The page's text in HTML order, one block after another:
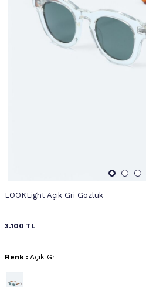
LOOKLight Açık Gri Gözlük
3.100 TL
Renk : Açık Gri